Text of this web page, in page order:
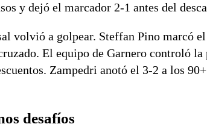
y dejó el marcador 2-1 antes del
volvió a golpear. Steffan Pino marcó el
El equipo de Garnero controló
Zampedri anotó el 3-2 a los
desafíos